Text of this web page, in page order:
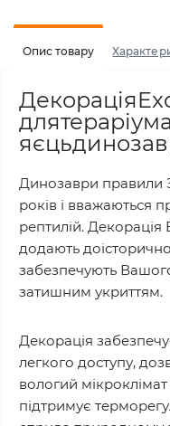
Опис товару
Динозаври правили
років і вважаються
рептилій.
додають
забезпечують
затишним укриттям.
Декорація
легкого доступу,
вологий
підтримує